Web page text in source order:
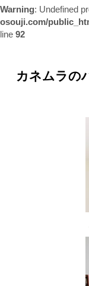
Warning: Undefined
osouji.com/
line 92
カネムラの